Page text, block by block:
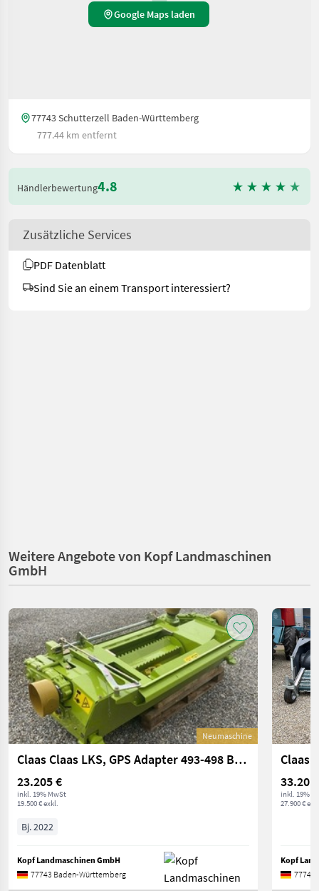
Google Maps laden
77743 Schutterzell Baden-Württemberg
777.44 km entfernt
Händlerbewertung4.8
Zusätzliche Services
PDF Datenblatt
Sind Sie an einem Transport interessiert?
Weitere Angebote von Kopf Landmaschinen
GmbH
Neumaschine
Claas Claas LKS, GPS Adapter 493-498 Bj 2022 NEU
23.205 €
inkl. 19% MwSt
19.500 € exkl.
Bj. 2022
Kopf Landmaschinen GmbH
77743 Baden-Württemberg
33.201
inkl. 19%
27.900 €
Kopf
77743